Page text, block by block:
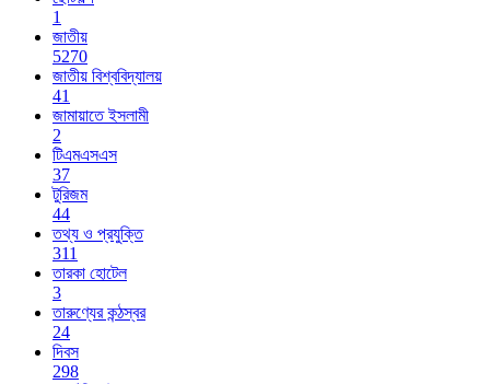
1
জাতীয়
5270
জাতীয় বিশ্ববিদ্যালয়
41
জামায়াতে ইসলামী
2
টিএমএসএস
37
টুরিজম
44
তথ্য ও প্রযুক্তি
311
তারকা হোটেল
3
তারুণ্যের কন্ঠস্বর
24
দিবস
298